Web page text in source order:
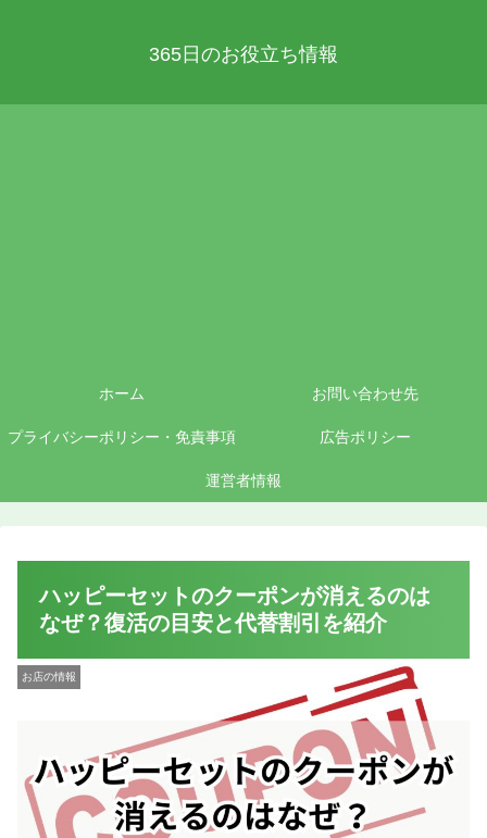
365日のお役立ち情報
ホーム お問い合わせ先
プライバシーポリシー・免責事項 広告ポリシー
運営者情報
ハッピーセットのクーポンが消えるのは
なぜ？復活の目安と代替割引を紹介
お店の情報